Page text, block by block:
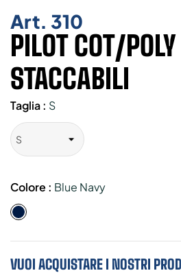
Art. 310
PILOT COT/
STACCABILI
Taglia : S
Colore : Blue Navy
Blue
VUOI ACQUISTARE I NOSTRI